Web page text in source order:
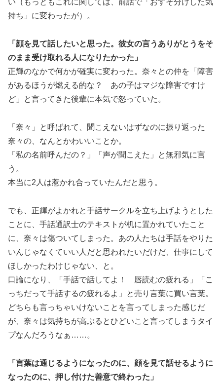
い（もっともこれに関しては、前話で「おすそ分けした気
持ち」に変わったが）。
「顔を見て話したいと思った。彼女の言うありがとうをそ
のまま受け取れる人になりたかった」
正輝のなかで何かが確実に変わった。奈々との仲を「障害
があるほうが燃える的な？ あの子はマジな障害ですけ
ど」と言ってきた後輩に本気で怒っていた。
「奈々」と呼ばれて、聞こえないはずなのに振り返った
奈々の、なんとかわいいことか。
「私の名前呼んだの？」「声が聞こえた」と無邪気に言
う。
本当に2人は惹かれ合っていたんだと思う。
でも、正輝がよかれと手話サークルを立ち上げようとした
ことに、手話通訳士のテキストが机に置かれていたこと
に、奈々は傷ついてしまった。あの人たちは手話をやりた
いんじゃなくていい人だと思われたいだけだ、仕事にして
ほしかったわけじゃない、と。
口論になり、「手話で話してよ！ 唇読むの疲れる」「こ
っちだって手話するの疲れるよ」と売り言葉に買い言葉。
どちらも言っちゃいけないことを言ってしまった感じだ
が、奈々は気持ちが高ぶるとひどいこと言ってしまうタイ
プなんだろうなぁ……。
「言葉は通じるようになったのに、顔を見て話せるように
なったのに、押し付けた善意で終わった」